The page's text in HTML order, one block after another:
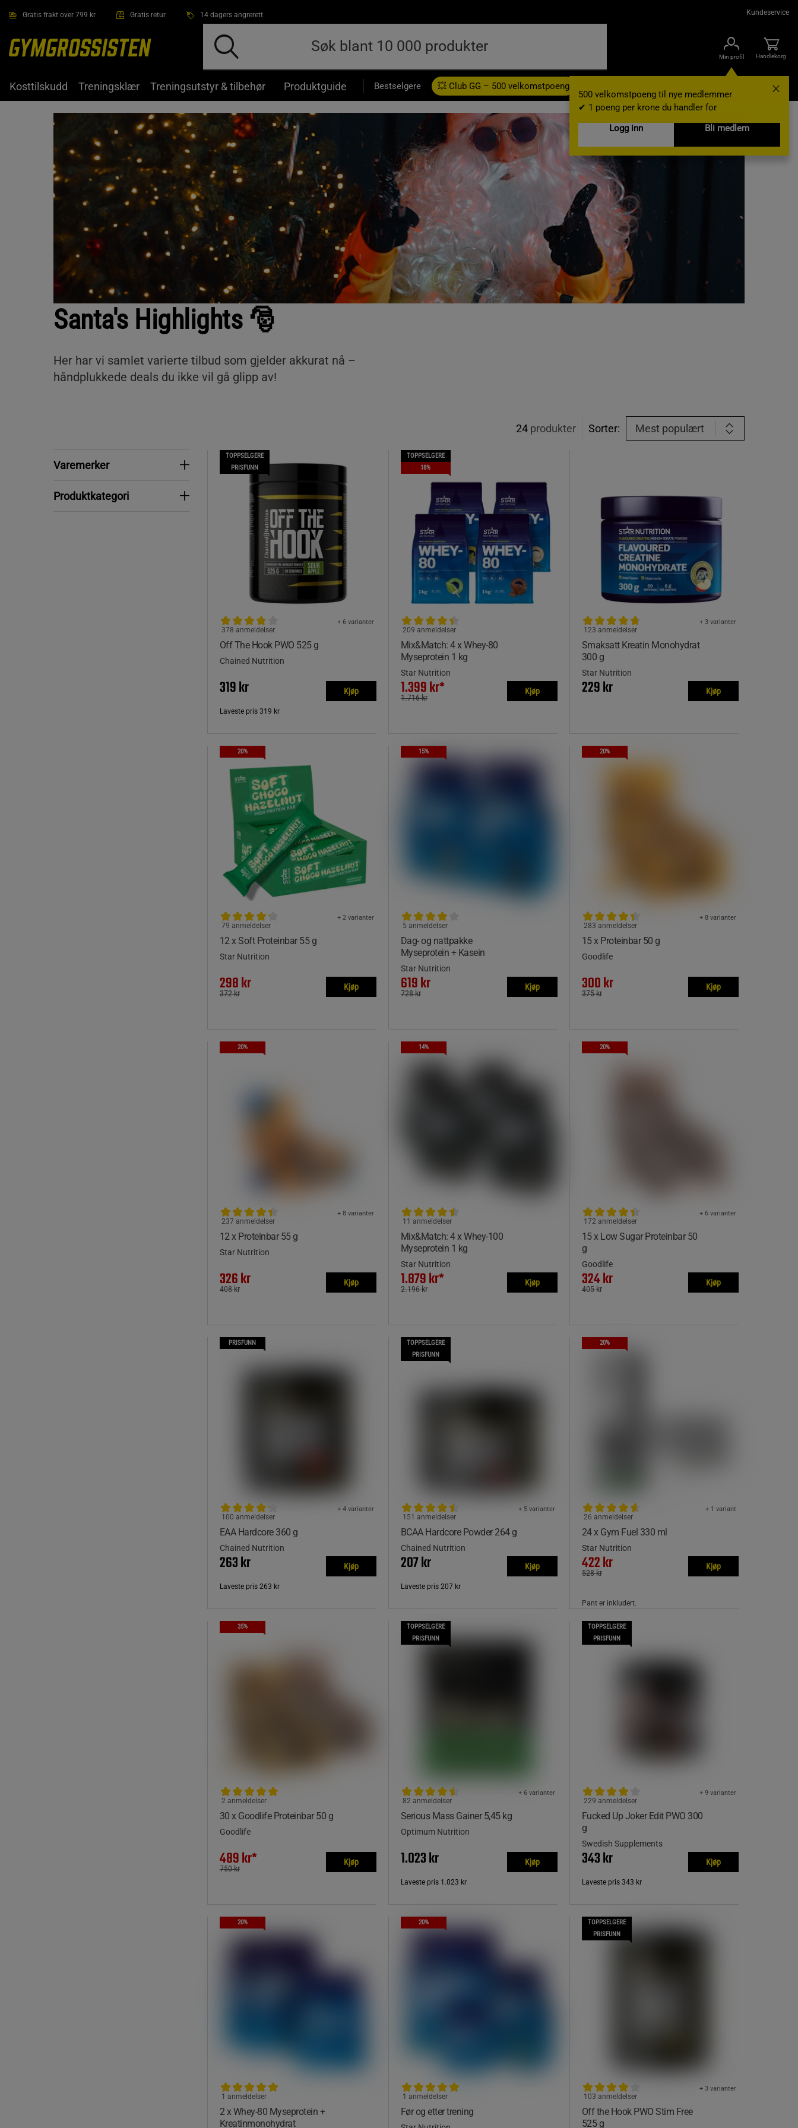
Gratis frakt over 799 kr Gratis retur 14 dagers angrerett Kundeservice
Min profil
500 velkomstpoeng til nye medlemmer
✔ 1 poeng per krone du handler for
Logg inn
Bli medlem
Handlekorg
Kosttilskudd Treningsklær Treningsutstyr & tilbehør Produktguide Bestselgere 💥 Club GG – 500 velkomstpoeng Gavekort
Santa's Highlights 🎅
Her har vi samlet varierte tilbud som gjelder akkurat nå –
håndplukkede deals du ikke vil gå glipp av!
24 produkter Sorter: Mest populært
VaremerkerVaremerker
ProduktkategoriProduktkategori
TOPPSELGERE
PRISFUNN
Off The Hook PWO 525 g
+ 6 varianter
378 anmeldelser
Chained Nutrition
319 kr Kjøp
Laveste pris 319 kr
TOPPSELGERE
18%
Mix&Match: 4 x Whey-80
Myseprotein 1 kg
209 anmeldelser
Star Nutrition
1.399 kr*
1.716 kr
Kjøp
Smaksatt Kreatin Monohydrat
300 g
+ 3 varianter
123 anmeldelser
Star Nutrition
229 kr Kjøp
20%
12 x Soft Proteinbar 55 g
+ 2 varianter
79 anmeldelser
Star Nutrition
298 kr
372 kr
Kjøp
15%
Dag- og nattpakke
Myseprotein + Kasein
5 anmeldelser
Star Nutrition
619 kr
728 kr
Kjøp
20%
15 x Proteinbar 50 g
+ 8 varianter
283 anmeldelser
Goodlife
300 kr
375 kr
Kjøp
20%
12 x Proteinbar 55 g
+ 8 varianter
237 anmeldelser
Star Nutrition
326 kr
408 kr
Kjøp
14%
Mix&Match: 4 x Whey-100
Myseprotein 1 kg
11 anmeldelser
Star Nutrition
1.879 kr*
2.196 kr
Kjøp
20%
15 x Low Sugar Proteinbar 50
g
+ 6 varianter
172 anmeldelser
Goodlife
324 kr
405 kr
Kjøp
PRISFUNN
EAA Hardcore 360 g
+ 4 varianter
100 anmeldelser
Chained Nutrition
263 kr Kjøp
Laveste pris 263 kr
TOPPSELGERE
PRISFUNN
BCAA Hardcore Powder 264 g
+ 5 varianter
151 anmeldelser
Chained Nutrition
207 kr Kjøp
Laveste pris 207 kr
20%
24 x Gym Fuel 330 ml
+ 1 variant
26 anmeldelser
Star Nutrition
422 kr
528 kr
Kjøp
Pant er inkludert.
35%
30 x Goodlife Proteinbar 50 g
2 anmeldelser
Goodlife
489 kr*
750 kr
Kjøp
TOPPSELGERE
PRISFUNN
Serious Mass Gainer 5,45 kg
+ 6 varianter
82 anmeldelser
Optimum Nutrition
1.023 kr Kjøp
Laveste pris 1.023 kr
TOPPSELGERE
PRISFUNN
Fucked Up Joker Edit PWO 300
g
+ 9 varianter
229 anmeldelser
Swedish Supplements
343 kr Kjøp
Laveste pris 343 kr
20%
2 x Whey-80 Myseprotein +
Kreatinmonohydrat
1 anmeldelser
20%
Før og etter trening
1 anmeldelser
TOPPSELGERE
PRISFUNN
Off the Hook PWO Stim Free
525 g
+ 3 varianter
103 anmeldelser